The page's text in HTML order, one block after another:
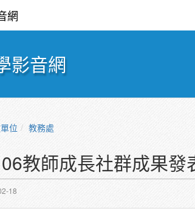
網
影音網
位 教務處
教師成長社群成果發
18